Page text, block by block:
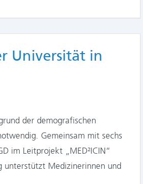
Universität in
der demografischen
Gemeinsam mit sechs
im Leitprojekt „MED²ICIN“
unterstützt Medizinerinnen und